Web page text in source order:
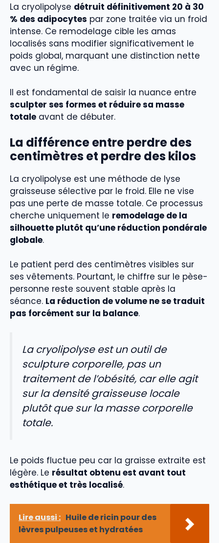
La cryolipolyse détruit définitivement 20 à 30
% des adipocytes par zone traitée via un froid
intense. Ce remodelage cible les amas
localisés sans modifier significativement le
poids global, marquant une distinction nette
avec un régime.
Il est fondamental de saisir la nuance entre
sculpter ses formes et réduire sa masse
totale avant de débuter.
La différence entre perdre des
centimètres et perdre des kilos
La cryolipolyse est une méthode de lyse
graisseuse sélective par le froid. Elle ne vise
pas une perte de masse totale. Ce processus
cherche uniquement le remodelage de la
silhouette plutôt qu’une réduction pondérale
globale.
Le patient perd des centimètres visibles sur
ses vêtements. Pourtant, le chiffre sur le pèse-
personne reste souvent stable après la
séance. La réduction de volume ne se traduit
pas forcément sur la balance.
La cryolipolyse est un outil de
sculpture corporelle, pas un
traitement de l’obésité, car elle agit
sur la densité graisseuse locale
plutôt que sur la masse corporelle
totale.
Le poids fluctue peu car la graisse extraite est
légère. Le résultat obtenu est avant tout
esthétique et très localisé.
Lire aussi : Huile de ricin pour des
lèvres pulpeuses et hydratées